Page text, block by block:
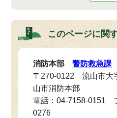
このページに関
消防本部警防救急課
〒270-0122 流山市
山市消防本部
電話：04-7158-0151
0276